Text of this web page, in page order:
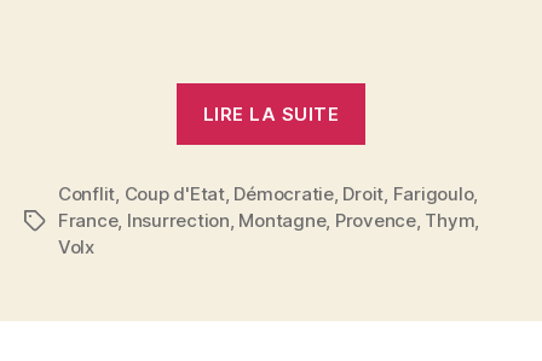
LIRE LA SUITE
e
la
Étiquettes
Conflit, Coup d'Etat, Démocratie, Droit, Farigoulo,
France, Insurrection, Montagne, Provence, Thym,
Volx